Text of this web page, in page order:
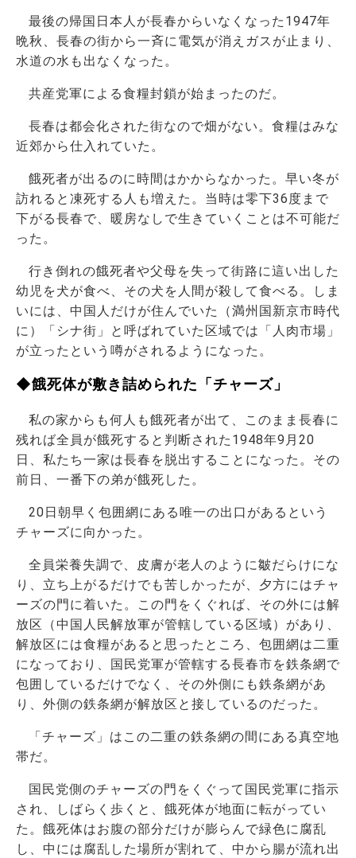
最後の帰国日本人が長春からいなくなった1947年
晩秋、長春の街から一斉に電気が消えガスが止まり、
水道の水も出なくなった。
共産党軍による食糧封鎖が始まったのだ。
長春は都会化された街なので畑がない。食糧はみな
近郊から仕入れていた。
餓死者が出るのに時間はかからなかった。早い冬が
訪れると凍死する人も増えた。当時は零下36度まで
下がる長春で、暖房なしで生きていくことは不可能だ
った。
行き倒れの餓死者や父母を失って街路に這い出した
幼児を犬が食べ、その犬を人間が殺して食べる。しま
いには、中国人だけが住んでいた（満州国新京市時代
に）「シナ街」と呼ばれていた区域では「人肉市場」
が立ったという噂がされるようになった。
◆餓死体が敷き詰められた「チャーズ」
私の家からも何人も餓死者が出て、このまま長春に
残れば全員が餓死すると判断された1948年9月20
日、私たち一家は長春を脱出することになった。その
前日、一番下の弟が餓死した。
20日朝早く包囲網にある唯一の出口があるという
チャーズに向かった。
全員栄養失調で、皮膚が老人のように皺だらけにな
り、立ち上がるだけでも苦しかったが、夕方にはチャ
ーズの門に着いた。この門をくぐれば、その外には解
放区（中国人民解放軍が管轄している区域）があり、
解放区には食糧があると思ったところ、包囲網は二重
になっており、国民党軍が管轄する長春市を鉄条網で
包囲しているだけでなく、その外側にも鉄条網があ
り、外側の鉄条網が解放区と接しているのだった。
「チャーズ」はこの二重の鉄条網の間にある真空地
帯だ。
国民党側のチャーズの門をくぐって国民党軍に指示
され、しばらく歩くと、餓死体が地面に転がってい
た。餓死体はお腹の部分だけが膨らんで緑色に腐乱
し、中には腐乱した場所が割れて、中から腸が流れ出